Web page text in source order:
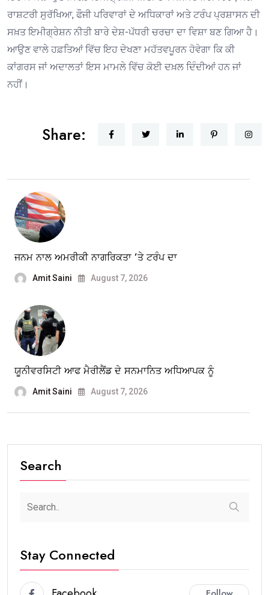
ਰਾਸ਼ਟਰੀ ਸੁਰੱਖਿਆ, ਫੌਜੀ ਪਰਿਵਾਰਾਂ ਦੇ ਅਧਿਕਾਰਾਂ ਅਤੇ ਟਰੰਪ ਪ੍ਰਸ਼ਾਸਨ ਦੀ
ਸਖ਼ਤ ਇਮੀਗ੍ਰੇਸ਼ਨ ਨੀਤੀ ਬਾਰੇ ਦੇਸ਼-ਪੱਧਰੀ ਚਰਚਾ ਦਾ ਵਿਸ਼ਾ ਬਣ ਗਿਆ ਹੈ।
ਆਉਣ ਵਾਲੇ ਹਫ਼ਤਿਆਂ ਵਿੱਚ ਇਹ ਦੇਖਣਾ ਮਹੱਤਵਪੂਰਨ ਹੋਵੇਗਾ ਕਿ ਕੀ
ਕਾਂਗਰਸ ਜਾਂ ਅਦਾਲਤਾਂ ਇਸ ਮਾਮਲੇ ਵਿੱਚ ਕੋਈ ਦਖ਼ਲ ਦਿੰਦੀਆਂ ਹਨ ਜਾਂ
ਨਹੀਂ।
Share:
ਜਨਮ ਨਾਲ ਅਮਰੀਕੀ ਨਾਗਰਿਕਤਾ ’ਤੇ ਟਰੰਪ ਦਾ
Amit Saini August 7, 2026
ਯੂਨੀਵਰਸਿਟੀ ਆਫ ਮੈਰੀਲੈਂਡ ਦੇ ਸਨਮਾਨਿਤ ਅਧਿਆਪਕ ਨੂੰ
Amit Saini August 7, 2026
Search
Stay Connected